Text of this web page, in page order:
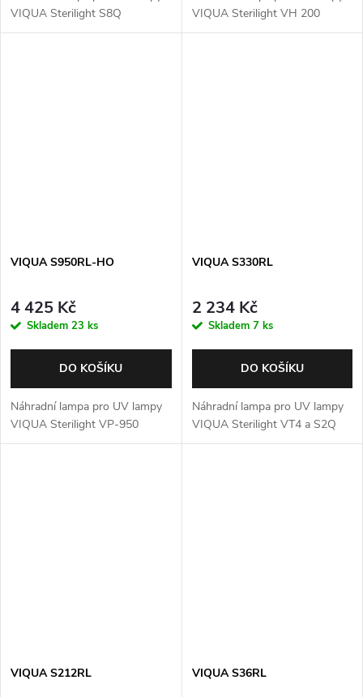
VIQUA Sterilight S8Q
VIQUA Sterilight VH 200
VIQUA S950RL-HO
4 425 Kč
Skladem 23 ks
DO KOŠÍKU
Náhradní lampa pro UV lampy
VIQUA Sterilight VP-950
VIQUA S330RL
2 234 Kč
Skladem 7 ks
DO KOŠÍKU
Náhradní lampa pro UV lampy
VIQUA Sterilight VT4 a S2Q
VIQUA S212RL VIQUA S36RL